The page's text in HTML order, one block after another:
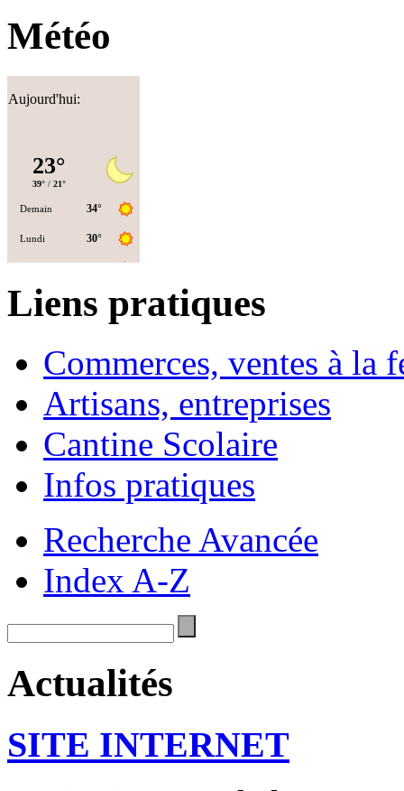
Météo
Aujourd'hui:
Liens pratiques
Commerces, ventes à la
Artisans, entreprises
Cantine Scolaire
Infos pratiques
Recherche Avancée
Index A-Z
Actualités
SITE INTERNET